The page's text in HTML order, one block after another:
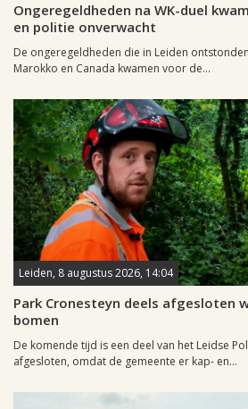
Ongeregeldheden na WK-duel
en politie onverwacht
De ongeregeldheden die in Leiden
Marokko en Canada kwamen voor de...
Leiden, 8 augustus 2026, 14:04
Park Cronesteyn deels afgesloten
bomen
De komende tijd is een deel van het Leidse
afgesloten, omdat de gemeente er kap- en...